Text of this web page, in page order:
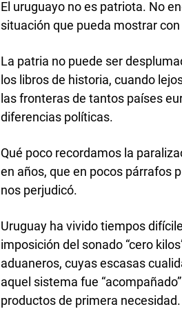
El uruguayo no es patriota. No
situación que pueda mostrar
La patria no puede ser
los libros de historia, cuando
las fronteras de tantos países
diferencias políticas.
Qué poco recordamos la
en años, que en pocos párrafos
nos perjudicó.
Uruguay ha vivido tiempos
imposición del sonado “cero
aduaneros, cuyas escasas
aquel sistema fue
productos de primera